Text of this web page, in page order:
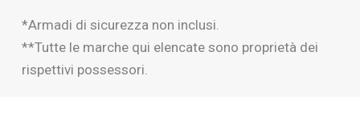
*Armadi di sicurezza non inclusi.
**Tutte le marche qui elencate sono proprietà dei
rispettivi possessori.